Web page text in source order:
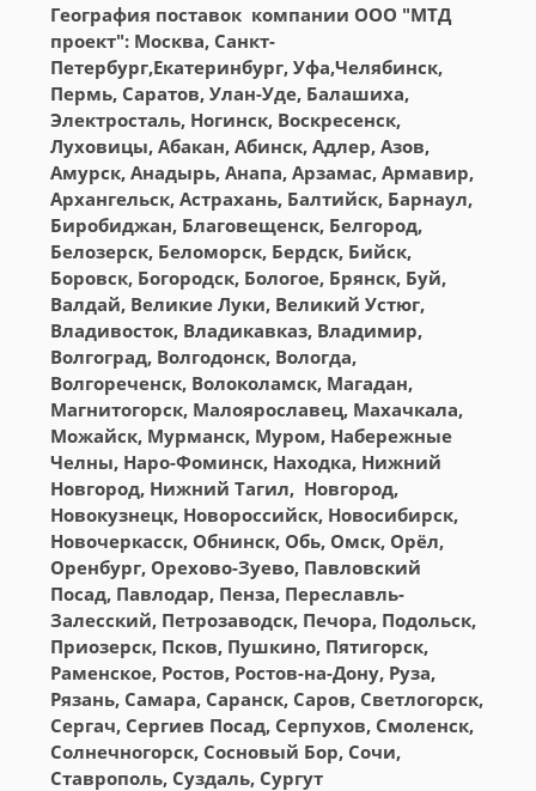
География поставок компании ООО "МТД
проект": Москва, Санкт-
Петербург,Екатеринбург, Уфа,Челябинск,
Пермь, Саратов, Улан-Уде, Балашиха,
Электросталь, Ногинск, Воскресенск,
Луховицы, Абакан, Абинск, Адлер, Азов,
Амурск, Анадырь, Анапа, Арзамас, Армавир,
Архангельск, Астрахань, Балтийск, Барнаул,
Биробиджан, Благовещенск, Белгород,
Белозерск, Беломорск, Бердск, Бийск,
Боровск, Богородск, Бологое, Брянск, Буй,
Валдай, Великие Луки, Великий Устюг,
Владивосток, Владикавказ, Владимир,
Волгоград, Волгодонск, Вологда,
Волгореченск, Волоколамск, Магадан,
Магнитогорск, Малоярославец, Махачкала,
Можайск, Мурманск, Муром, Набережные
Челны, Наро-Фоминск, Находка, Нижний
Новгород, Нижний Тагил, Новгород,
Новокузнецк, Новороссийск, Новосибирск,
Новочеркасск, Обнинск, Обь, Омск, Орёл,
Оренбург, Орехово-Зуево, Павловский
Посад, Павлодар, Пенза, Переславль-
Залесский, Петрозаводск, Печора, Подольск,
Приозерск, Псков, Пушкино, Пятигорск,
Раменское, Ростов, Ростов-на-Дону, Руза,
Рязань, Самара, Саранск, Саров, Светлогорск,
Сергач, Сергиев Посад, Серпухов, Смоленск,
Солнечногорск, Сосновый Бор, Сочи,
Ставрополь, Суздаль, Сургут